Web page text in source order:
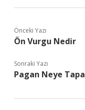
Önceki Yazı
Ön Vurgu Nedir
Sonraki Yazı
Pagan Neye